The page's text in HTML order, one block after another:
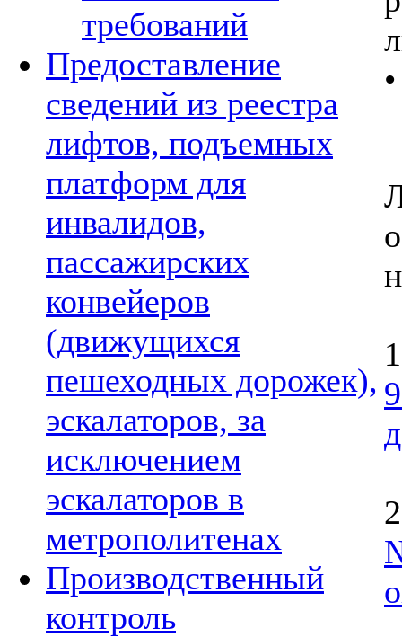
требований
Предоставление
сведений из реестра
лифтов, подъемных
платформ для
инвалидов,
пассажирских
конвейеров
(движущихся
пешеходных дорожек),
эскалаторов, за
исключением
эскалаторов в
метрополитенах
Производственный
контроль